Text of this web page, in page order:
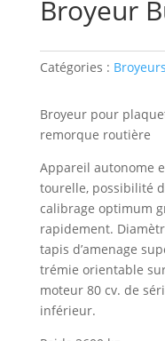
Broyeur
Catégories : Broyeurs
Broyeur pour
remorque routière
Appareil autonome
tourelle, possibilité
calibrage optimum
rapidement.
tapis d’amenage
trémie orientable
moteur 80 cv. de
inférieur.